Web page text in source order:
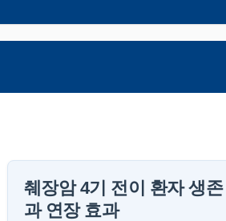
췌장암 4기 전이 환자 생
과 연장 효과